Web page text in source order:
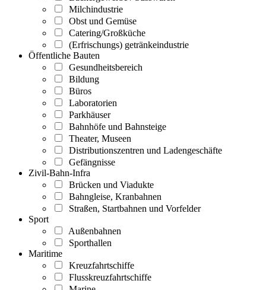
Milchindustrie
Obst und Gemüse
Catering/Großküche
(Erfrischungs) getränkeindustrie
Öffentliche Bauten
Gesundheitsbereich
Bildung
Büros
Laboratorien
Parkhäuser
Bahnhöfe und Bahnsteige
Theater, Museen
Distributionszentren und Ladengeschäfte
Gefängnisse
Zivil-Bahn-Infra
Brücken und Viadukte
Bahngleise, Kranbahnen
Straßen, Startbahnen und Vorfelder
Sport
Außenbahnen
Sporthallen
Maritime
Kreuzfahrtschiffe
Flusskreuzfahrtschiffe